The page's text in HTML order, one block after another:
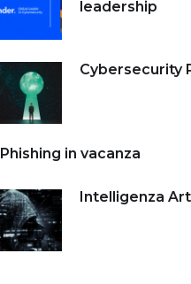
leadership
Cybersecurity
Phishing in vacanza
Intelligenza